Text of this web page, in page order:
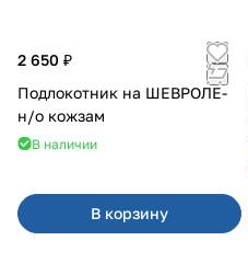
2 650 ₽
Подлокотник на ШЕВРОЛЕ-
н/о кожзам
В наличии
В корзину